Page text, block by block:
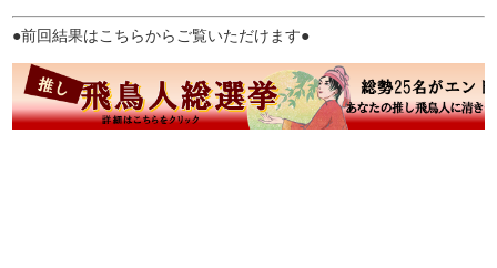
●前回結果はこちらからご覧いただけます●